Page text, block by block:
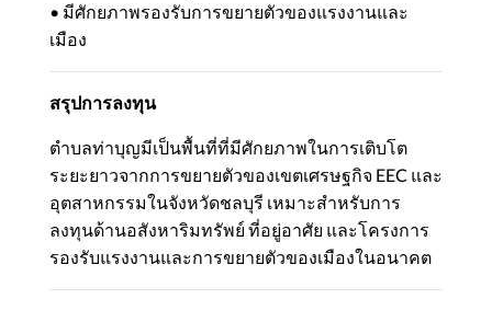
• มีศักยภาพรองรับการขยายตัวของแรงงานและ
เมือง
สรุปการลงทุน
ตำบลท่าบุญมีเป็นพื้นที่ที่มีศักยภาพในการเติบโต
ระยะยาวจากการขยายตัวของเขตเศรษฐกิจ EEC และ
อุตสาหกรรมในจังหวัดชลบุรี เหมาะสำหรับการ
ลงทุนด้านอสังหาริมทรัพย์ ที่อยู่อาศัย และโครงการ
รองรับแรงงานและการขยายตัวของเมืองในอนาคต